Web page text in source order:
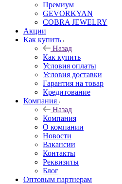
Премиум
GEVORKYAN
COBRA JEWELRY
Акции
Как купить
Назад
Как купить
Условия оплаты
Условия доставки
Гарантия на товар
Кредитование
Компания
Назад
Компания
О компании
Новости
Вакансии
Контакты
Реквизиты
Блог
Оптовым партнерам